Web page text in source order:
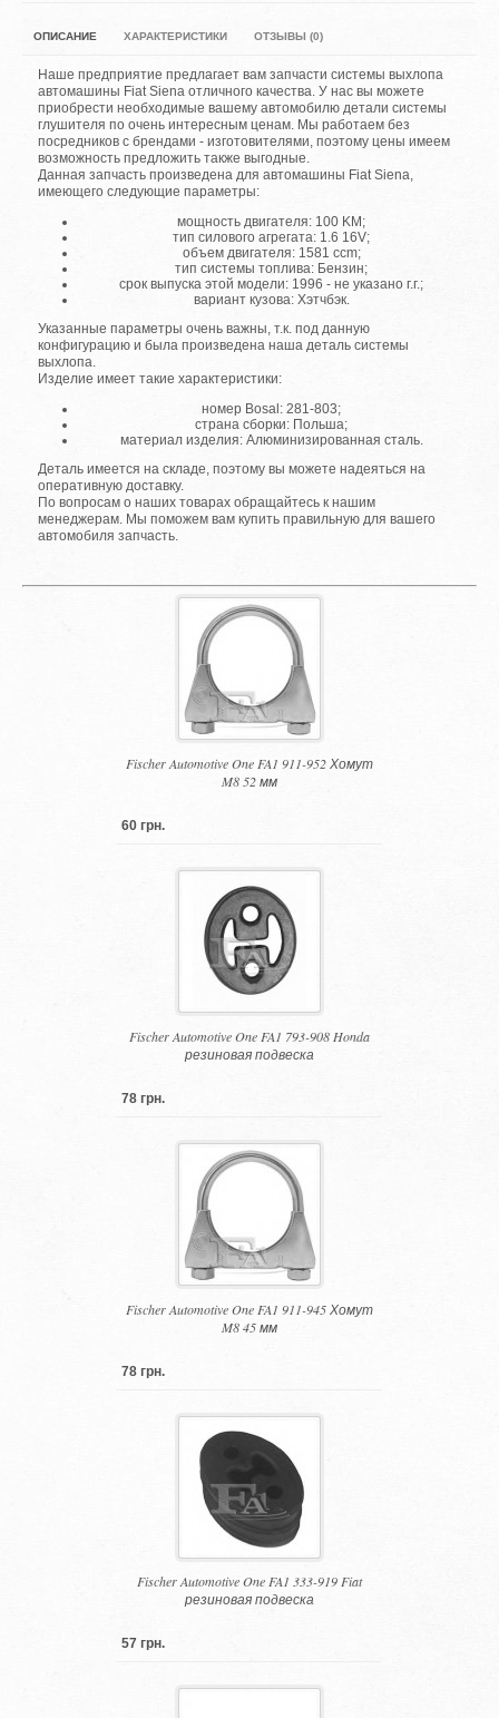
ОПИСАНИЕ ХАРАКТЕРИСТИКИ ОТЗЫВЫ (0)
Наше предприятие предлагает вам запчасти системы выхлопа
автомашины Fiat Siena отличного качества. У нас вы можете
приобрести необходимые вашему автомобилю детали системы
глушителя по очень интересным ценам. Мы работаем без
посредников с брендами - изготовителями, поэтому цены имеем
возможность предложить также выгодные.
Данная запчасть произведена для автомашины Fiat Siena,
имеющего следующие параметры:
мощность двигателя: 100 KM;
тип силового агрегата: 1.6 16V;
объем двигателя: 1581 ccm;
тип системы топлива: Бензин;
срок выпуска этой модели: 1996 - не указано г.г.;
вариант кузова: Хэтчбэк.
Указанные параметры очень важны, т.к. под данную
конфигурацию и была произведена наша деталь системы
выхлопа.
Изделие имеет такие характеристики:
номер Bosal: 281-803;
страна сборки: Польша;
материал изделия: Алюминизированная сталь.
Деталь имеется на складе, поэтому вы можете надеяться на
оперативную доставку.
По вопросам о наших товарах обращайтесь к нашим
менеджерам. Мы поможем вам купить правильную для вашего
автомобиля запчасть.
Fischer Automotive One FA1 911-952 Хомут
M8 52 мм
60 грн.
Fischer Automotive One FA1 793-908 Honda
резиновая подвеска
78 грн.
Fischer Automotive One FA1 911-945 Хомут
M8 45 мм
78 грн.
Fischer Automotive One FA1 333-919 Fiat
резиновая подвеска
57 грн.